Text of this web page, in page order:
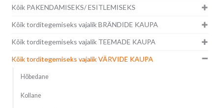
Kõik PAKENDAMISEKS/ ESITLEMISEKS
Kõik torditegemiseks vajalik BRÄNDIDE KAUPA
Kõik torditegemiseks vajalik TEEMADE KAUPA
Kõik torditegemiseks vajalik VÄRVIDE KAUPA
Hõbedane
Kollane